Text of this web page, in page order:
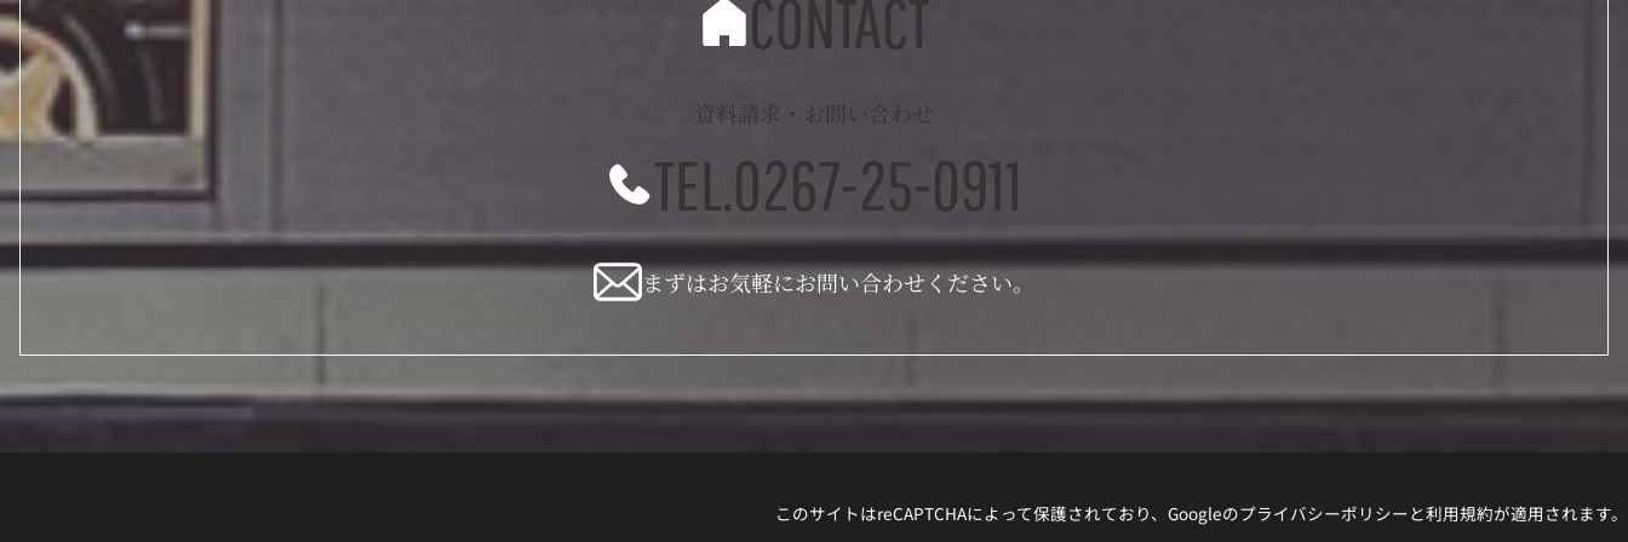
CONTACT
資料請求・お問い合わせ
TEL.0267-25-0911
まずはお気軽にお問い合わせください。
このサイトはreCAPTCHAによって保護されており、Googleのプライバシーポリシーと利用規約が適用されます。